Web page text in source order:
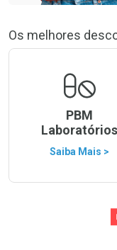
Os melhores
PBM
Laboratórios
Saiba Mais >